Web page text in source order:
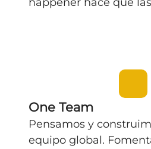
One Team
Pensamos y
equipo global.